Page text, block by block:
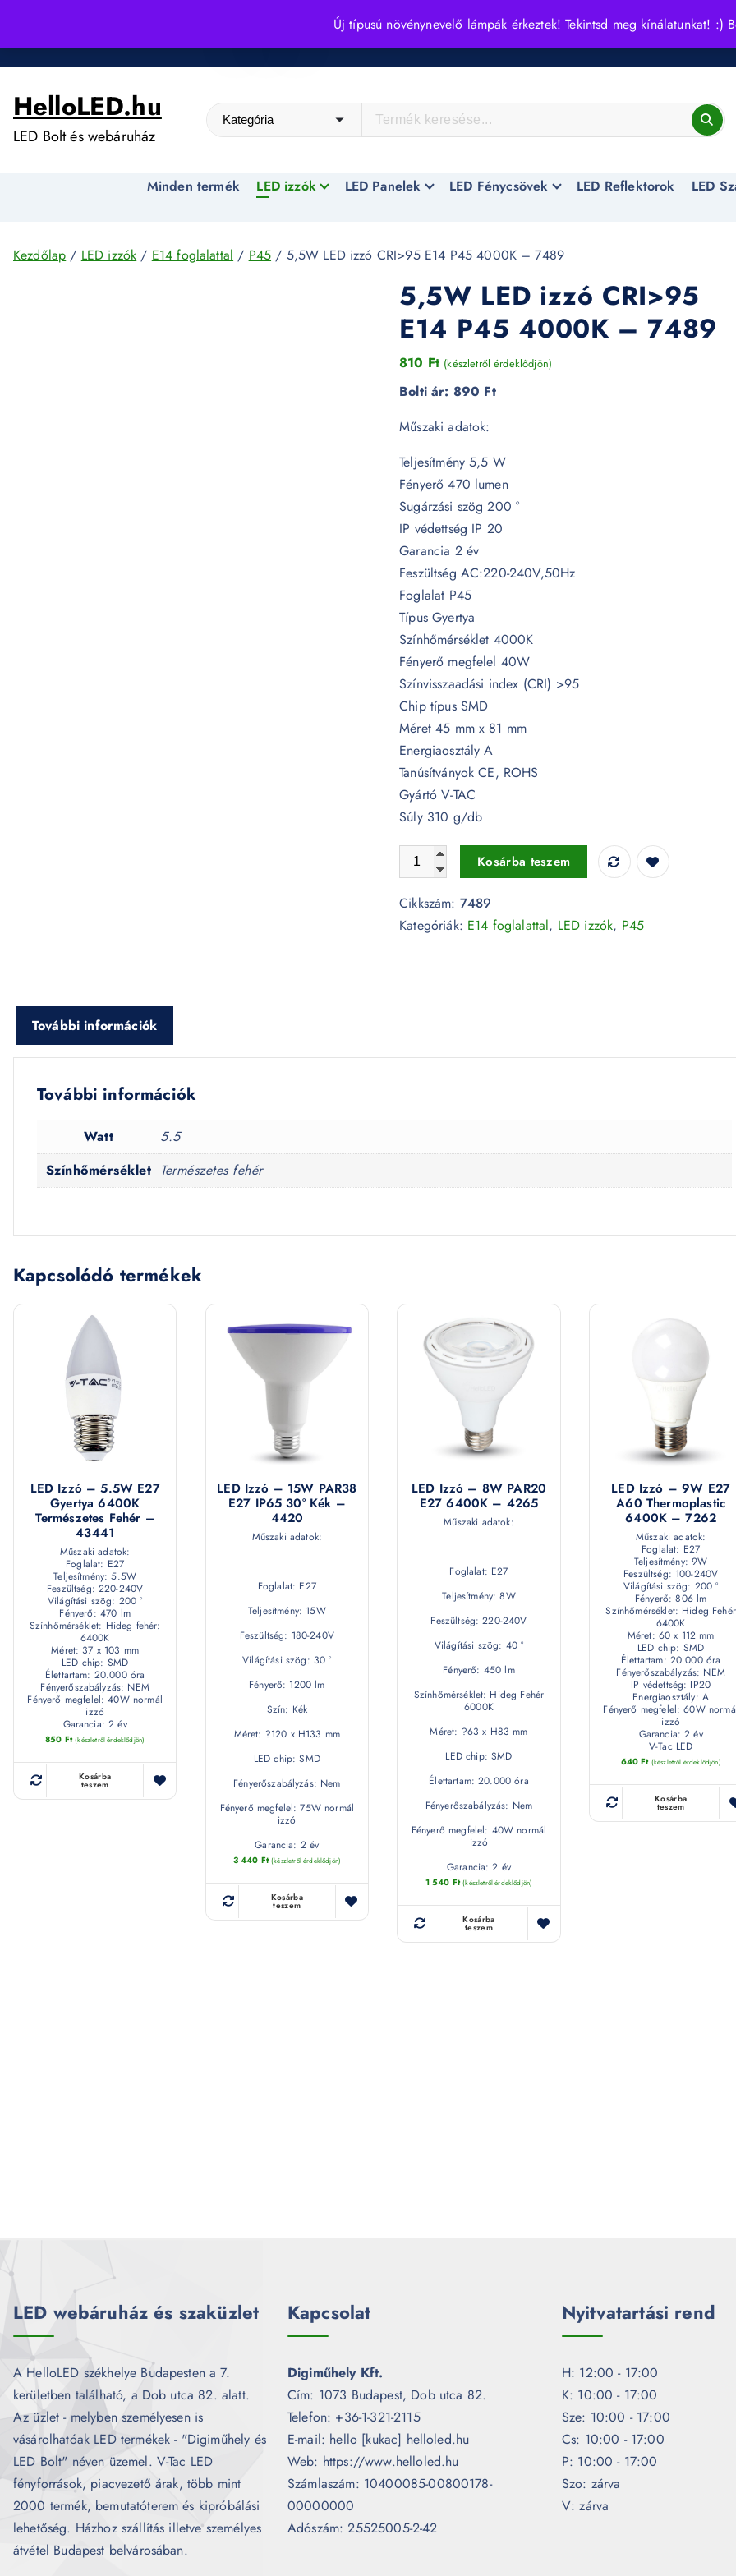
Új típusú növénynevelő lámpák érkeztek! Tekintsd meg kínálatunkat! :)
i
HelloLED.hu
LED Bolt és webáruház
Minden termék LED izzók LED Panelek LED Fénycsövek LED Reflektorok LED
Kezdőlap / LED izzók / E14 foglalattal / P45 / 5,5W LED izzó CRI>95 E14 P45 4000K – 7489
5,5W LED izzó CRI>95
E14 P45 4000K – 7489
810 Ft (készletről érdeklődjön)
Bolti ár: 890 Ft
Műszaki adatok:
Teljesítmény 5,5 W
Fényerő 470 lumen
Sugárzási szög 200 °
IP védettség IP 20
Garancia 2 év
Feszültség AC:220-240V,50Hz
Foglalat P45
Típus Gyertya
Színhőmérséklet 4000K
Fényerő megfelel 40W
Színvisszaadási index (CRI) >95
Chip típus SMD
Méret 45 mm x 81 mm
Energiaosztály A
Tanúsítványok CE, ROHS
Gyártó V-TAC
Súly 310 g/db
5,5W LED izzó CRI>95 E14 P45 4000K - 7489 mennyiség
Kosárba teszem
Cikkszám: 7489
Kategóriák: E14 foglalattal, LED izzók, P45
További információk
További információk
Watt
5.5
Színhőmérséklet Természetes fehér
Kapcsolódó termékek
LED Izzó – 5.5W E27
Gyertya 6400K
Természetes Fehér –
43441
Műszaki adatok:
Foglalat: E27
Teljesítmény: 5.5W
Feszültség: 220-240V
Világítási szög: 200 °
Fényerő: 470 lm
Színhőmérséklet: Hideg fehér:
6400K
Méret: 37 x 103 mm
LED chip: SMD
Élettartam: 20.000 óra
Fényerőszabályzás: NEM
Fényerő megfelel: 40W normál
izzó
Garancia: 2 év
850 Ft (készletről érdeklődjön)
Kosárba
teszem
LED Izzó – 15W PAR38
E27 IP65 30° Kék –
4420
Műszaki adatok:
Foglalat: E27
Teljesítmény: 15W
Feszültség: 180-240V
Világítási szög: 30 °
Fényerő: 1200 lm
Szín: Kék
Méret: ?120 x H133 mm
LED chip: SMD
Fényerőszabályzás: Nem
Fényerő megfelel: 75W normál
izzó
Garancia: 2 év
3 440 Ft (készletről érdeklődjön)
Kosárba
teszem
LED Izzó – 8W PAR20
E27 6400K – 4265
Műszaki adatok:
Foglalat: E27
Teljesítmény: 8W
Feszültség: 220-240V
Világítási szög: 40 °
Fényerő: 450 lm
Színhőmérséklet: Hideg Fehér
6000K
Méret: ?63 x H83 mm
LED chip: SMD
Élettartam: 20.000 óra
Fényerőszabályzás: Nem
Fényerő megfelel: 40W normál
izzó
Garancia: 2 év
1 540 Ft (készletről érdeklődjön)
Kosárba
teszem
LED Izzó – 9W E27
A60 Thermoplastic
6400K – 7262
Műszaki adatok:
Foglalat: E27
Teljesítmény: 9W
Feszültség: 100-240V
Világítási szög: 200 °
Fényerő: 806 lm
Színhőmérséklet: Hideg Fehér
6400K
Méret: 60 x 112 mm
LED chip: SMD
Élettartam: 20.000 óra
Fényerőszabályzás: NEM
IP védettség: IP20
Energiaosztály: A
Fényerő megfelel: 60W
izzó
Garancia: 2 év
V-Tac LED
640Ft (készletről érdeklődjön)
Kosárba
teszem
LED webáruház és szaküzlet
A HelloLED székhelye Budapesten a 7.
kerületben található, a Dob utca 82. alatt.
Az üzlet - melyben személyesen is
vásárolhatóak LED termékek - "Digiműhely és
LED Bolt" néven üzemel. V-Tac LED
fényforrások, piacvezető árak, több mint
2000 termék, bemutatóterem és kipróbálási
lehetőség. Házhoz szállítás illetve személyes
átvétel Budapest belvárosában.
Kapcsolat
Digiműhely Kft.
Cím: 1073 Budapest, Dob utca 82.
Telefon: +36-1-321-2115
E-mail: hello [kukac] helloled.hu
Web: https://www.helloled.hu
Számlaszám: 10400085-00800178-
00000000
Adószám: 25525005-2-42
Nyitvatartási rend
H: 12:00 - 17:00
K: 10:00 - 17:00
Sze: 10:00 - 17:00
Cs: 10:00 - 17:00
P: 10:00 - 17:00
Szo: zárva
V: zárva